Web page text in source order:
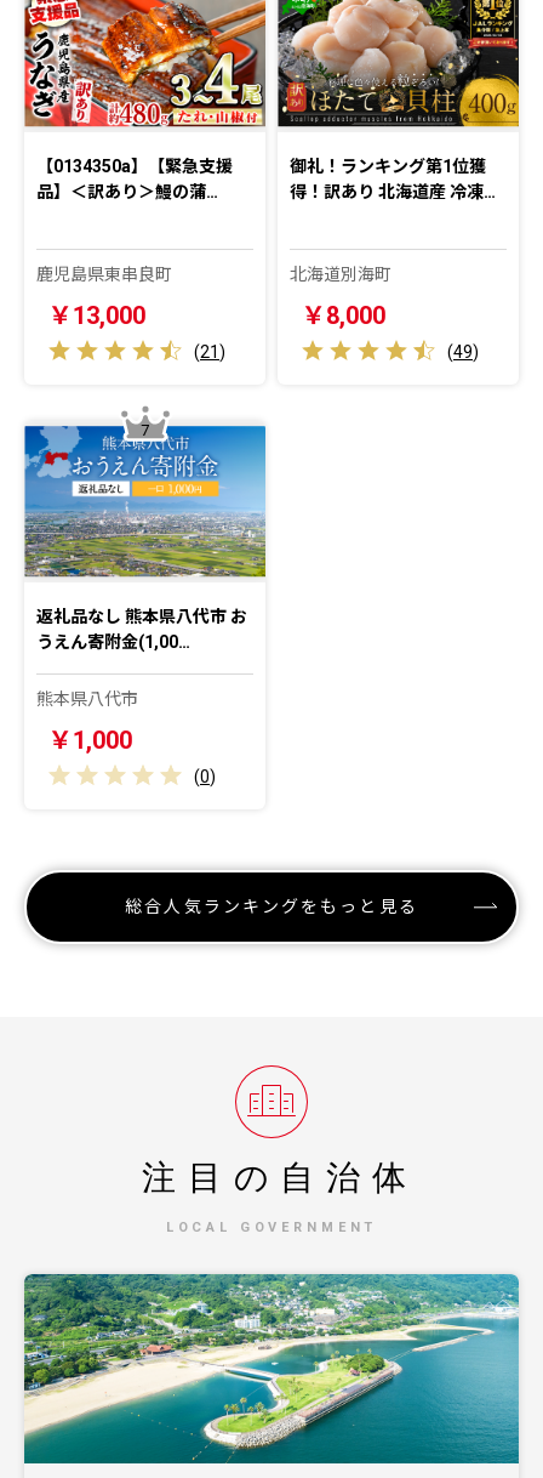
【0134350a】【緊急支援
品】＜訳あり＞鰻の蒲…
鹿児島県東串良町
￥13,000
(21)
御礼！ランキング第1位獲
得！訳あり 北海道産 冷凍…
北海道別海町
￥8,000
(49)
7
返礼品なし 熊本県八代市 お
うえん寄附金(1,00…
熊本県八代市
￥1,000
(0)
総合人気ランキングをもっと見る
注目の自治体
LOCAL GOVERNMENT